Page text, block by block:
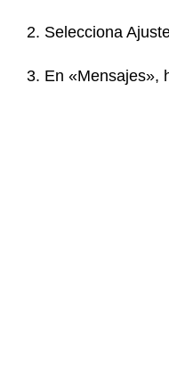
2. Selecciona
3. En «Mensajes»,